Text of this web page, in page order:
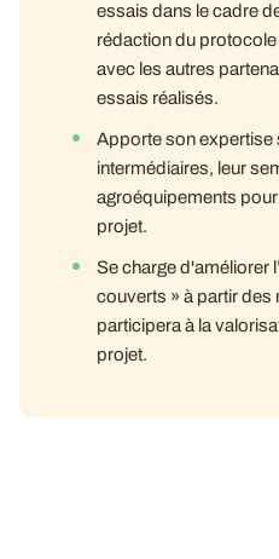
essais dans le cadre
rédaction du protocole
avec les autres
essais réalisés.
Apporte son expertise
intermédiaires, leur
agroéquipements
projet.
Se charge d'améliorer
couverts » à partir des
participera à la
projet.